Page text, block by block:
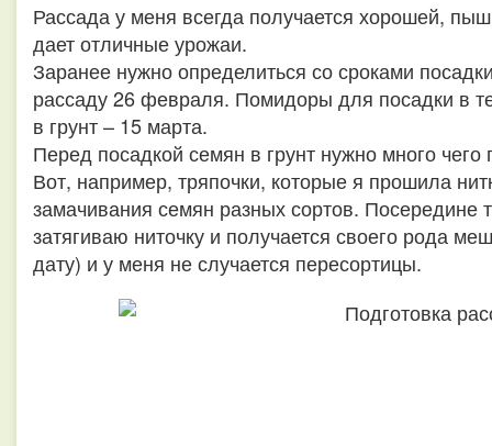
Рассада у меня всегда получается хорошей,
дает отличные урожаи.
Заранее нужно определиться со сроками
рассаду 26 февраля. Помидоры для посадки в
в грунт – 15 марта.
Перед посадкой семян в грунт нужно много чего
Вот, например, тряпочки, которые я прошила
замачивания семян разных сортов. Посередине
затягиваю ниточку и получается своего рода
дату) и у меня не случается пересортицы.